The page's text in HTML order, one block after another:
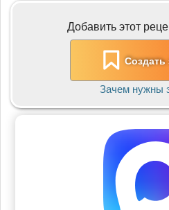
Добавить этот
Создать
Зачем нужны